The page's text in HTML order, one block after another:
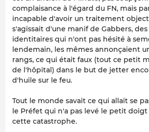
complaisance à l'égard du FN, mais
incapable d'avoir un traitement
s'agissait d'une manif de Gabbers,
identitaires qui n'ont pas hésité à
lendemain, les mêmes annonçaient
rangs, ce qui était faux (tout ce petit
de l'hôpital) dans le but de jetter
d'huile sur le feu.
Tout le monde savait ce qui allait se
le Préfet qui n'a pas levé le petit
cette catastrophe.